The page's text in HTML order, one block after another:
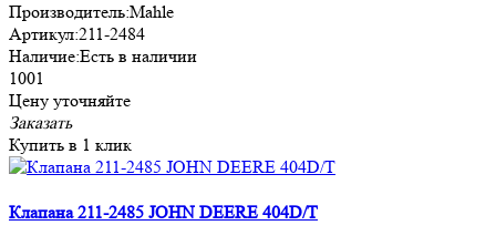
Производитель:Mahle
Артикул:211-2484
Наличие:Есть в наличии
1001
Цену уточняйте
Заказать
Купить в 1 клик
Клапана 211-2485 JOHN DEERE 404D/T